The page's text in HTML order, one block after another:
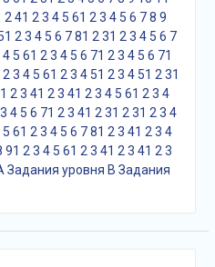
2 41 2 3 4 5 61 2 3 4 5 6 7 8 9
1 2 3 4 5 6 7 81 2 31 2 3 4 5 6 7
4 5 61 2 3 4 5 6 71 2 3 4 5 6 71
2 3 4 5 61 2 3 4 51 2 3 4 51 2 31
1 2 3 41 2 3 41 2 3 4 5 61 2 3 4
3 4 5 6 71 2 3 41 2 31 2 31 2 3 4
5 61 2 3 4 5 6 7 81 2 3 41 2 3 4
91 2 3 4 5 61 2 3 41 2 3 41 2 3
Задания уровня B Задания